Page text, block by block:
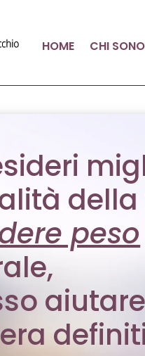
HOME CHI SONO
peso